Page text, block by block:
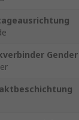
Gender